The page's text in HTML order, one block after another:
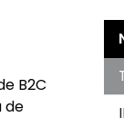
B2C
de